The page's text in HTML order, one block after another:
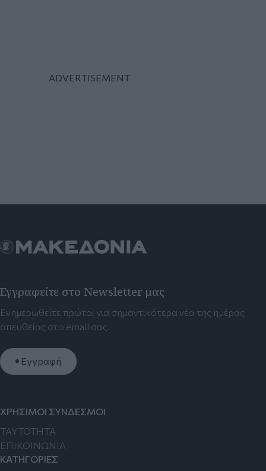
Εγγραφείτε στο Newsletter μας
Ενημερωθείτε πρώτοι για σημαντικότερα νέα της ημέρας
απευθείας στο email σας.
Εγγραφή
ΧΡΗΣΙΜΟΙ ΣΥΝΔΕΣΜΟΙ
TAYTOTHTA
ΕΠΙΚΟΙΝΩΝΙΑ
ΚΑΤΗΓΟΡΙΕΣ